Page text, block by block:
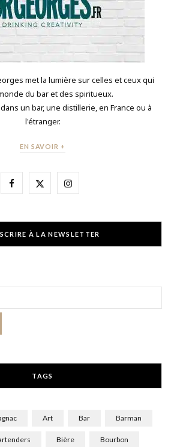
met la lumière sur celles et ceux qui
du bar et des spiritueux.
un bar, une distillerie, en France ou à
l'étranger.
EN SAVOIR +
F
e
X
w
I
t
À LA NEWSLETTER
TAGS
Art Bar Barman
Bière Bourbon